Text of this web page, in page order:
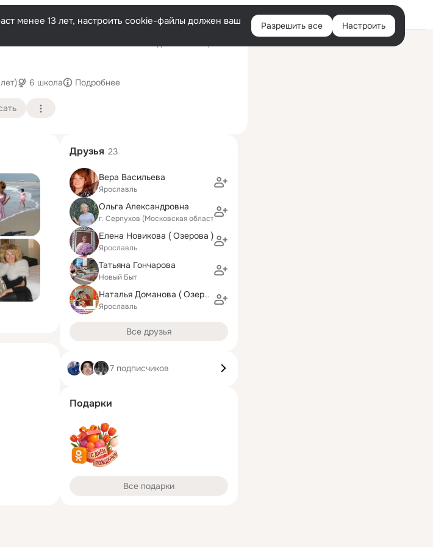
Войти
менее 13 лет, настроить cookie-файлы должен ваш
Разрешить все Настроить
6 школа Подробнее
Друзья 23
Вера Васильева
Ярославль
Ольга Александровна
г. Серпухов (Московская область)
Елена Новикова ( Озерова )
Ярославль
Татьяна Гончарова
Новый Быт
Наталья Доманова ( Озерова)
Ярославль
Все друзья
7 подписчиков
Подарки
Все подарки